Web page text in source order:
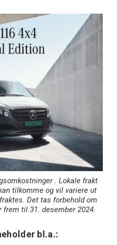
. Lokale frakt
tilkomme og vil variere ut
Det tas forbehold om
frem til 31. desember 2024.
bl.a.: